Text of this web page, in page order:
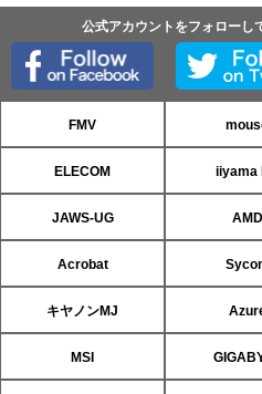
公式アカウントをフォローし
FMV
ELECOM iiyama
JAWS-UG AMD
Acrobat
キヤノンMJ
MSI